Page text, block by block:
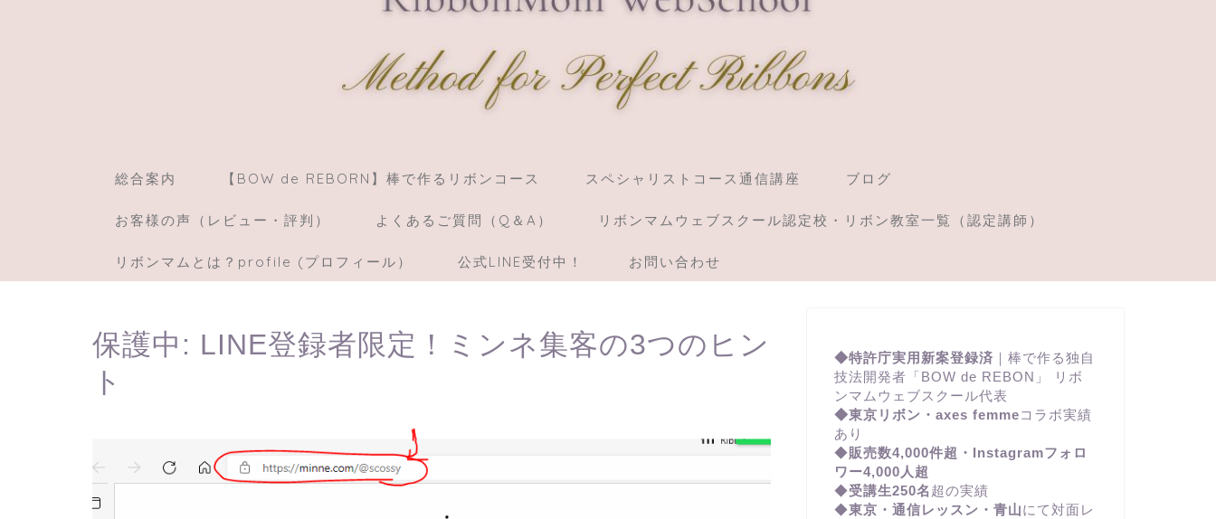
総合案内 【BOW de REBORN】棒で作るリボンコース スペシャリストコース通信講座 ブログ
お客様の声（レビュー・評判） よくあるご質問（Q＆A） リボンマムウェブスクール認定校・リボン教室一覧（認定講師）
リボンマムとは？profile (プロフィール） 公式LINE受付中！ お問い合わせ
保護中: LINE登録者限定！ミンネ集客の3つのヒン
ト
◆特許庁実用新案登録済 ｜棒で作る独自
技法開発者「BOW de REBON」 リボ
ンマムウェブスクール代表
◆東京リボン・axes femmeコラボ実績
あり
◆販売数4,000件超・Instagramフォロ
ワー4,000人超
◆受講生250名 超の実績
◆東京・通信レッスン・青山にて対面レ